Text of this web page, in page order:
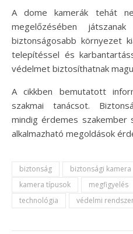
A dome kamerák tehát
megelőzésében
biztonságosabb környezet
telepítéssel és
védelmet biztosíthatnak
A cikkben bemutatott
szakmai tanácsot.
mindig érdemes szakember
alkalmazható megoldások
biztonság biztonsági kamera
kamera típusok
megfigyelés
technológia
védelmi